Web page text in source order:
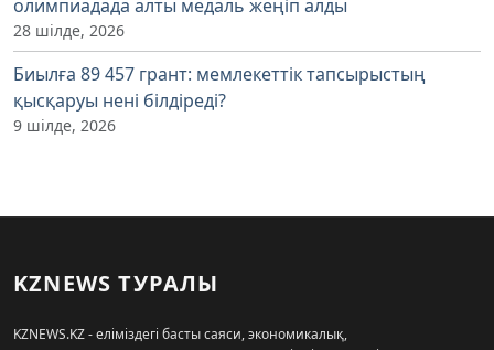
олимпиадада алты медаль жеңіп алды
28 шілде, 2026
Биылға 89 457 грант: мемлекеттік тапсырыстың
қысқаруы нені білдіреді?
9 шілде, 2026
KZNEWS ТУРАЛЫ
KZNEWS.KZ - еліміздегі басты саяси, экономикалық,